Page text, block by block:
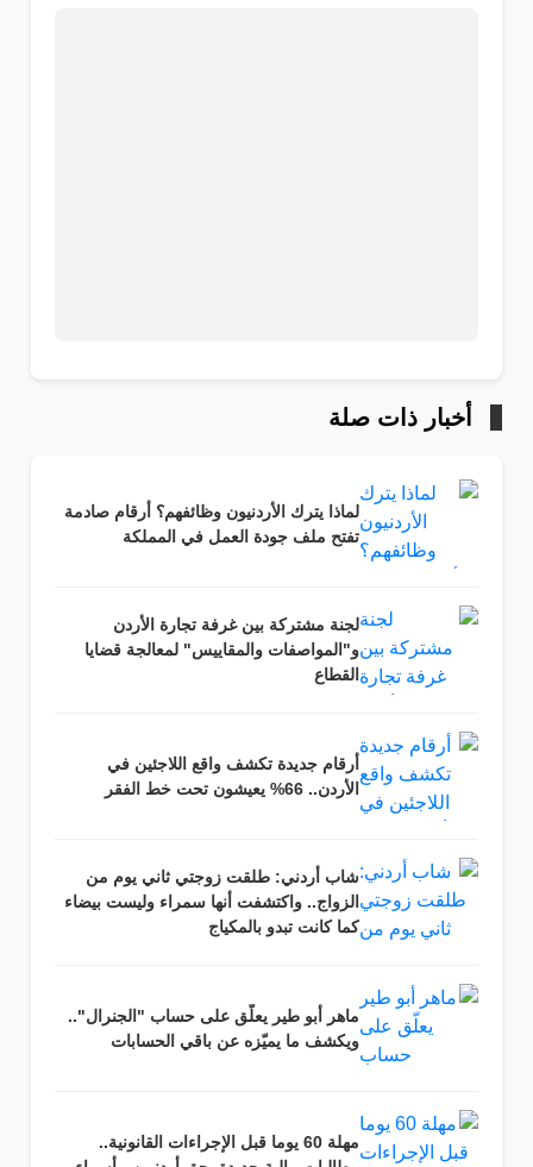
أخبار ذات صلة
لماذا يترك الأردنيون وظائفهم؟ أرقام صادمة
تفتح ملف جودة العمل في المملكة
لجنة مشتركة بين غرفة تجارة الأردن
و"المواصفات والمقاييس" لمعالجة قضايا
القطاع
أرقام جديدة تكشف واقع اللاجئين في
الأردن.. 66% يعيشون تحت خط الفقر
شاب أردني: طلقت زوجتي ثاني يوم من
الزواج.. واكتشفت أنها سمراء وليست بيضاء
كما كانت تبدو بالمكياج
ماهر أبو طير يعلّق على حساب "الجنرال"..
ويكشف ما يميّزه عن باقي الحسابات
مهلة 60 يوما قبل الإجراءات القانونية..